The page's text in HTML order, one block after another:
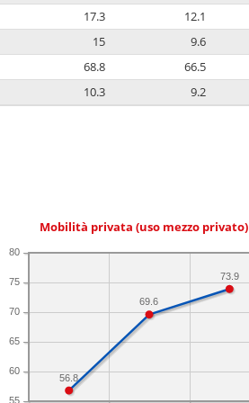
17.3 12.1
15
9.6
68.8
66.5
10.3
9.2
Mobilità privata (uso mezzo privato)
55
60
65
70
75
80
73.9
69.6
56.8